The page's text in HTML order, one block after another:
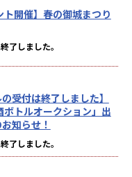
ト開催】春の御城まつり
了しました。
受付は終了しました】
ボトルオークション」出
知らせ！
了しました。